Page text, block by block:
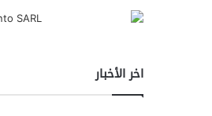
اخر الأخبار